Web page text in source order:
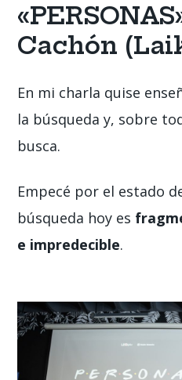
Cachón
En mi charla quise
la búsqueda y, sobre
busca.
Empecé por el estado
búsqueda hoy es
e impredecible.